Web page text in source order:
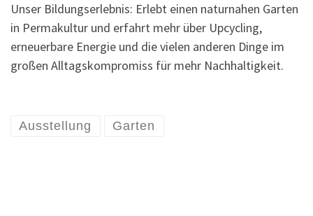
Unser Bildungserlebnis: Erlebt einen naturnahen Garten
in Permakultur und erfahrt mehr über Upcycling,
erneuerbare Energie und die vielen anderen Dinge im
großen Alltagskompromiss für mehr Nachhaltigkeit.
Ausstellung Garten